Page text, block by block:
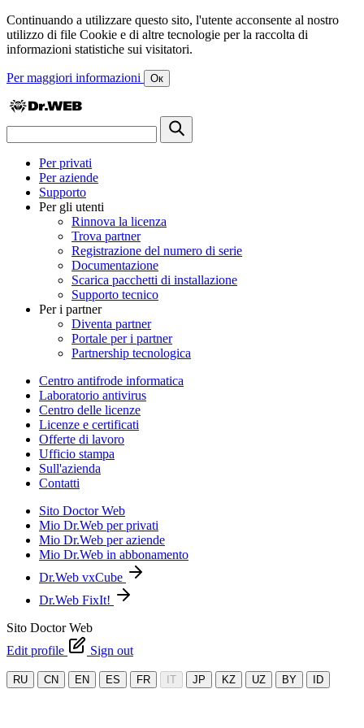
Continuando a utilizzare questo sito, l'utente acconsente al nostro
utilizzo di file Cookie e di altre tecnologie per la raccolta di
informazioni statistiche sui visitatori.
Per maggiori informazioni Ок
Per privati
Per aziende
Supporto
Per gli utenti
Rinnova la licenza
Trova partner
Registrazione del numero di serie
Documentazione
Scarica pacchetti di installazione
Supporto tecnico
Per i partner
Diventa partner
Portale per i partner
Partnership tecnologica
Centro antifrode informatica
Laboratorio antivirus
Centro delle licenze
Licenze e certificati
Offerte di lavoro
Ufficio stampa
Sull'azienda
Contatti
Sito Doctor Web
Mio Dr.Web per privati
Mio Dr.Web per aziende
Mio Dr.Web in abbonamento
Dr.Web vxCube
Dr.Web FixIt!
Sito Doctor Web
Edit profile
Sign out
RU CN EN ES FR IT JP KZ UZ BY ID